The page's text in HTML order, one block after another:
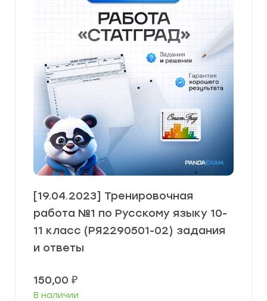
[19.04.2023] Тренировочная
работа №1 по Русскому языку 10-
11 класс (РЯ2290501-02) задания
и ответы
150,00 ₽
В наличии